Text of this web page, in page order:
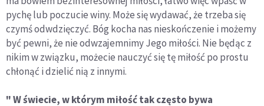
pychę lub poczucie winy. Może się wydawać, że trzeba się
czymś odwdzięczyć. Bóg kocha nas nieskończenie i możemy
być pewni, że nie odwzajemnimy Jego miłości. Nie będąc z
nikim w związku, możecie nauczyć się tę miłość po prostu
chłonąć i dzielić nią z innymi.
" W świecie, w którym miłość tak często bywa